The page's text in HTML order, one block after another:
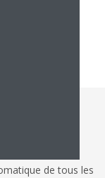
de tous les